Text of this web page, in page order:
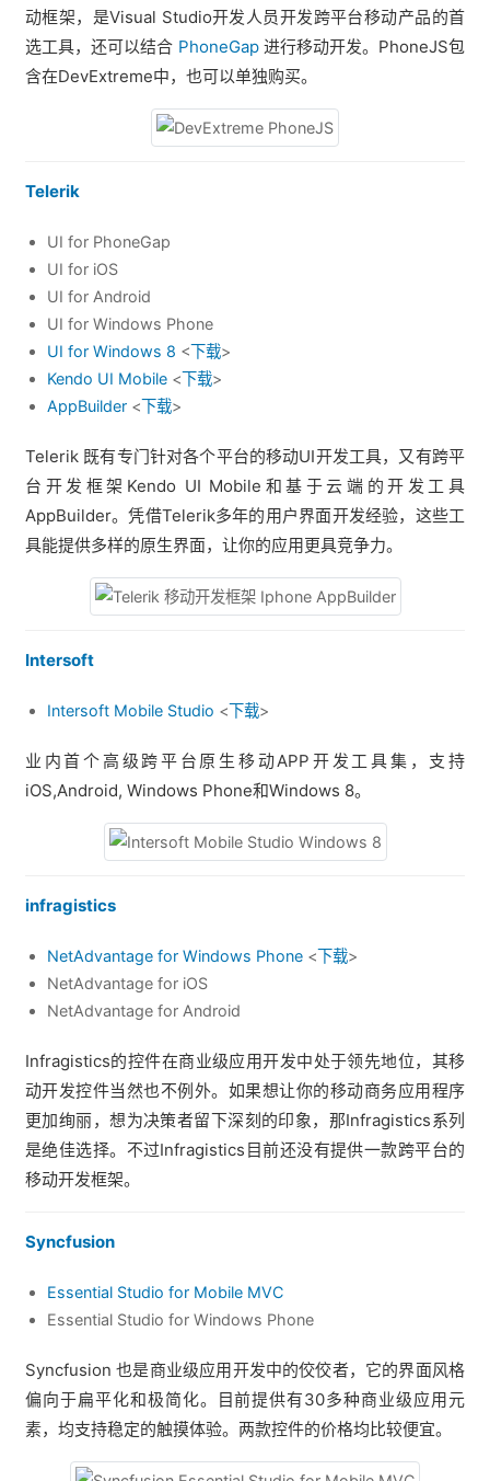
动框架，是Visual Studio开发人员开发跨平台移动产品的首
选工具，还可以结合 PhoneGap进行移动开发。PhoneJS包
含在DevExtreme中，也可以单独购买。
Telerik
UI for PhoneGap
UI for iOS
UI for Android
UI for Windows Phone
UI for Windows 8 <下载>
Kendo UI Mobile <下载>
AppBuilder <下载>
Telerik 既有专门针对各个平台的移动UI开发工具，又有跨平
台开发框架Kendo UI Mobile和基于云端的开发工具
AppBuilder。凭借Telerik多年的用户界面开发经验，这些工
具能提供多样的原生界面，让你的应用更具竞争力。
Intersoft
Intersoft Mobile Studio <下载>
业内首个高级跨平台原生移动APP开发工具集，支持
iOS,Android, Windows Phone和Windows 8。
infragistics
NetAdvantage for Windows Phone <下载>
NetAdvantage for iOS
NetAdvantage for Android
Infragistics的控件在商业级应用开发中处于领先地位，其移
动开发控件当然也不例外。如果想让你的移动商务应用程序
更加绚丽，想为决策者留下深刻的印象，那Infragistics系列
是绝佳选择。不过Infragistics目前还没有提供一款跨平台的
移动开发框架。
Syncfusion
Essential Studio for Mobile MVC
Essential Studio for Windows Phone
Syncfusion 也是商业级应用开发中的佼佼者，它的界面风格
偏向于扁平化和极简化。目前提供有30多种商业级应用元
素，均支持稳定的触摸体验。两款控件的价格均比较便宜。